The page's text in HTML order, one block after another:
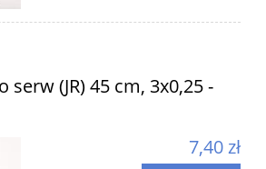
serw (JR) 45 cm, 3x0,25 -
7,40 zł